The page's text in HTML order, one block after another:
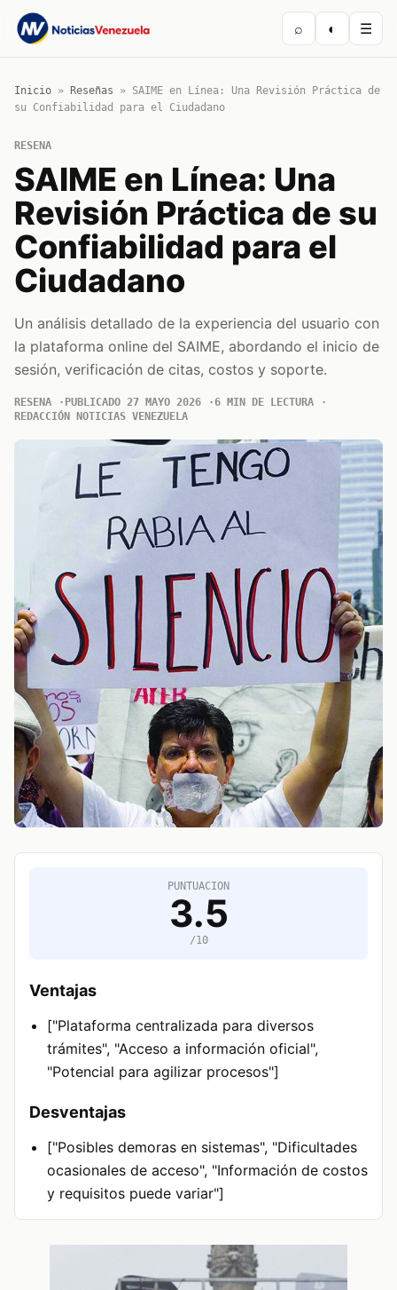
⌕ ◐ ☰
Inicio » Reseñas » SAIME en Línea: Una Revisión Práctica de
su Confiabilidad para el Ciudadano
RESENA
SAIME en Línea: Una
Revisión Práctica de su
Confiabilidad para el
Ciudadano
Un análisis detallado de la experiencia del usuario con
la plataforma online del SAIME, abordando el inicio de
sesión, verificación de citas, costos y soporte.
RESENA PUBLICADO 27 MAYO 2026
6 MIN DE LECTURA
REDACCIÓN NOTICIAS VENEZUELA
PUNTUACION
3.5
/10
Ventajas
["Plataforma centralizada para diversos
trámites", "Acceso a información oficial",
"Potencial para agilizar procesos"]
Desventajas
["Posibles demoras en sistemas", "Dificultades
ocasionales de acceso", "Información de costos
y requisitos puede variar"]